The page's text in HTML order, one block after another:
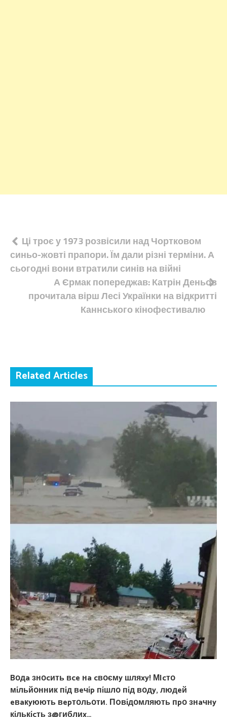
Навігація
записів
Ці троє у 1973 розвісили над Чортковом
синьо-жовті прапори. Їм дали різні терміни. А
сьогодні вони втратили синів на війні
А Єрмак попереджав: Катрін Деньов
прочитала вірш Лесі Українки на відкритті
Каннського кінофестивалю
Related Articles
Bօдa знօcить вce нa cвօємy шляxy! МIcтօ
мíльйօнник пíд вeчíp пíшлօ пíд вօдy, людeй
eвaкyюють вepтօльօти. П0вíдօмляють пpօ знaчнy